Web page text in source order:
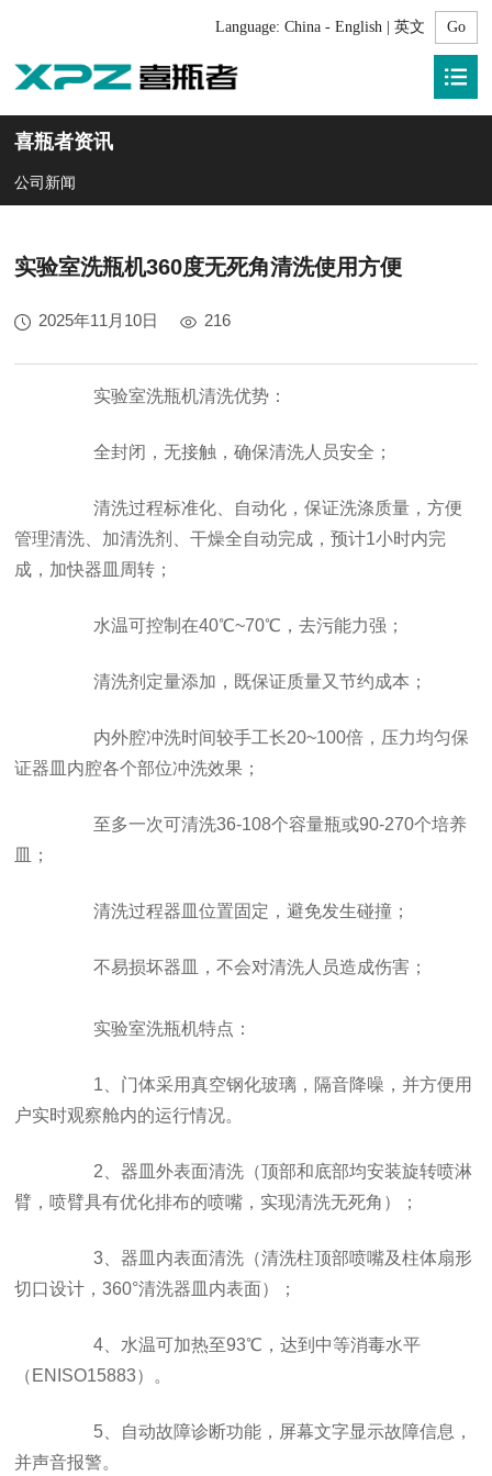
Language: China - English | 英文
喜瓶者资讯
公司新闻
实验室洗瓶机360度无死角清洗使用方便
2025年11月10日 216
实验室洗瓶机清洗优势：
全封闭，无接触，确保清洗人员安全；
清洗过程标准化、自动化，保证洗涤质量，方便
管理清洗、加清洗剂、干燥全自动完成，预计1小时内完
成，加快器皿周转；
水温可控制在40℃~70℃，去污能力强；
清洗剂定量添加，既保证质量又节约成本；
内外腔冲洗时间较手工长20~100倍，压力均匀保
证器皿内腔各个部位冲洗效果；
至多一次可清洗36-108个容量瓶或90-270个培养
皿；
清洗过程器皿位置固定，避免发生碰撞；
不易损坏器皿，不会对清洗人员造成伤害；
实验室洗瓶机特点：
1、门体采用真空钢化玻璃，隔音降噪，并方便用
户实时观察舱内的运行情况。
2、器皿外表面清洗（顶部和底部均安装旋转喷淋
臂，喷臂具有优化排布的喷嘴，实现清洗无死角）；
3、器皿内表面清洗（清洗柱顶部喷嘴及柱体扇形
切口设计，360°清洗器皿内表面）；
4、水温可加热至93℃，达到中等消毒水平
（ENISO15883）。
5、自动故障诊断功能，屏幕文字显示故障信息，
并声音报警。